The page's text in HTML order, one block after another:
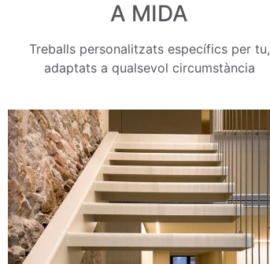
A MIDA
Treballs personalitzats específics per tu,
adaptats a qualsevol circumstància